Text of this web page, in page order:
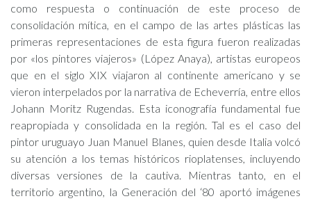
como respuesta o continuación de este proceso de
consolidación mítica, en el campo de las artes plásticas las
primeras representaciones de esta figura fueron realizadas
por «los pintores viajeros» (López Anaya), artistas europeos
que en el siglo XIX viajaron al continente americano y se
vieron interpelados por la narrativa de Echeverría, entre ellos
Johann Moritz Rugendas. Esta iconografía fundamental fue
reapropiada y consolidada en la región. Tal es el caso del
pintor uruguayo Juan Manuel Blanes, quien desde Italia volcó
su atención a los temas históricos rioplatenses, incluyendo
diversas versiones de la cautiva. Mientras tanto, en el
territorio argentino, la Generación del ‘80 aportó imágenes